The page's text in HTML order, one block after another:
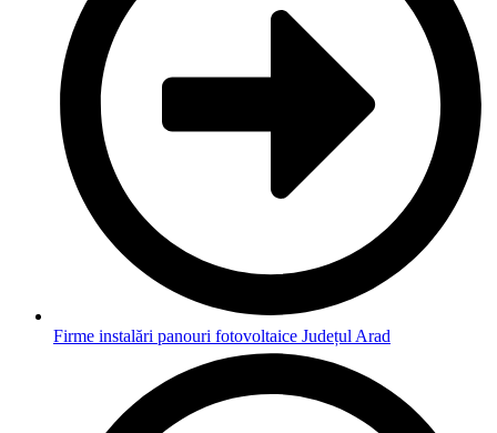
Firme instalări panouri fotovoltaice Județul Arad